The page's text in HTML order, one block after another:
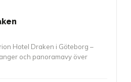
Hotel Draken i Göteborg –
och panoramavy över